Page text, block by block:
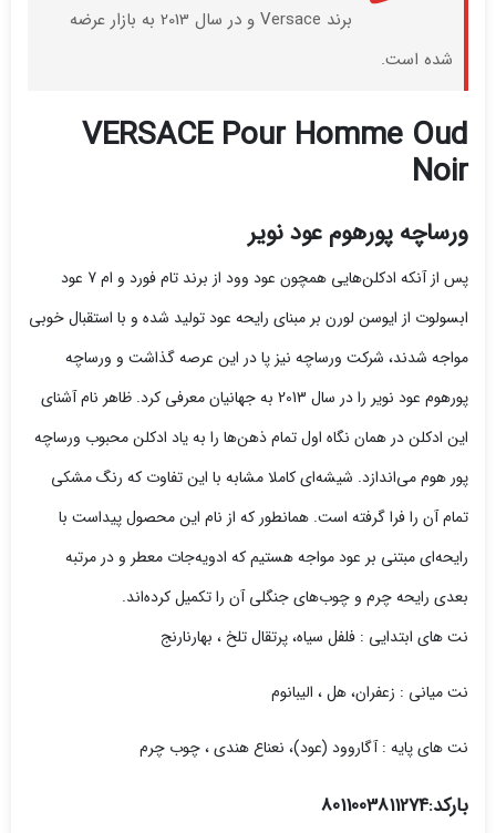
برند Versace و در سال 2013 به بازار عرضه
شده است.
VERSACE Pour Homme Oud
Noir
ورساچه پورهوم عود نویر
پس از آنکه ادکلن‌هایی همچون عود وود از برند تام فورد و ام 7 عود
ابسولوت از ایوسن لورن بر مبنای رایحه عود تولید شده و با استقبال خوبی
مواجه شدند، شرکت ورساچه نیز پا در این عرصه گذاشت و ورساچه
پورهوم عود نویر را در سال 2013 به جهانیان معرفی کرد. ظاهر نام آشنای
این ادکلن در همان نگاه اول تمام ذهن‌ها را به یاد ادکلن محبوب ورساچه
پور هوم می‌اندازد. شیشه‌ای کاملا مشابه با این تفاوت که رنگ مشکی
تمام آن را فرا گرفته است. همانطور که از نام این محصول پیداست با
رایحه‌ای مبتنی بر عود مواجه هستیم که ادویه‌جات معطر و در مرتبه
بعدی رایحه چرم و چوب‌های جنگلی آن را تکمیل کرده‌اند.
نت های ابتدایی : فلفل سیاه، پرتقال تلخ ، بهارنارنج
نت میانی : زعفران، هل ، الیبانوم
نت های پایه : آگاروود (عود)، نعناع هندی،چوب چرم
بارکد:8011003811274